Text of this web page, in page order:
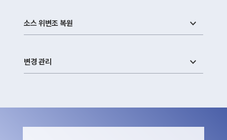
소스 위변조 복원 keyboard_arrow_down
변경 관리 keyboard_arrow_down